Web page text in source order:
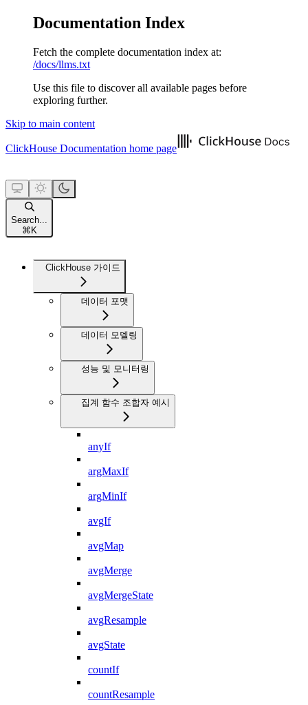
Documentation Index
Fetch the complete documentation index at:
/docs/llms.txt
Use this file to discover all available pages before
exploring further.
Skip to main content
ClickHouse Documentation home page
Search...
⌘ K
ClickHouse 가이드
데이터 포맷
데이터 모델링
성능 및 모니터링
집계 함수 조합자 예시
anyIf
argMaxIf
argMinIf
avgIf
avgMap
avgMerge
avgMergeState
avgResample
avgState
countIf
countResample